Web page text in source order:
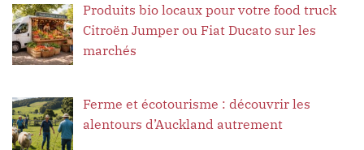
Produits bio locaux pour votre food truck
Citroën Jumper ou Fiat Ducato sur les
marchés
Ferme et écotourisme : découvrir les
alentours d’Auckland autrement